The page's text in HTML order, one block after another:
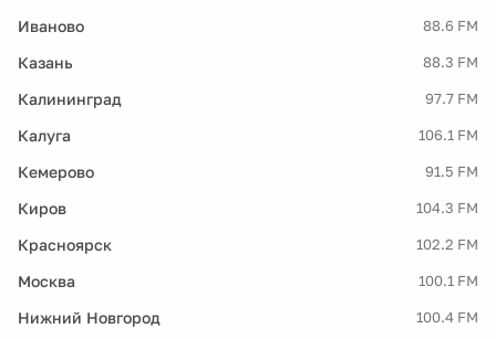
Иваново 88.6 FM
Казань 88.3 FM
Калининград 97.7 FM
Калуга 106.1 FM
Кемерово 91.5 FM
Киров 104.3 FM
Красноярск 102.2 FM
Москва 100.1 FM
Нижний Новгород 100.4 FM